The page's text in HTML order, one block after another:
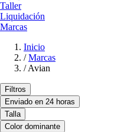
Taller
Liquidación
Marcas
Inicio
/ Marcas
/ Avian
Filtros
Enviado en 24 horas
Talla
Color dominante